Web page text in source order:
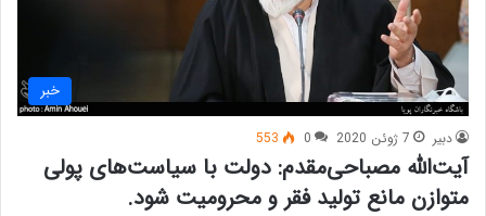
خبر
دبیر 7 ژوئن 2020 0
553
آیت‌الله مصباحی‌مقدم: دولت با سیاست‌های پولی
متوازن مانع تولید فقر و محرومیت شود.